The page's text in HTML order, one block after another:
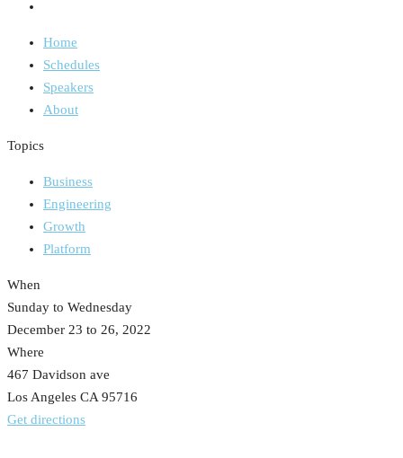
Home
Schedules
Speakers
About
Topics
Business
Engineering
Growth
Platform
When
Sunday to Wednesday
December 23 to 26, 2022
Where
467 Davidson ave
Los Angeles CA 95716
Get directions